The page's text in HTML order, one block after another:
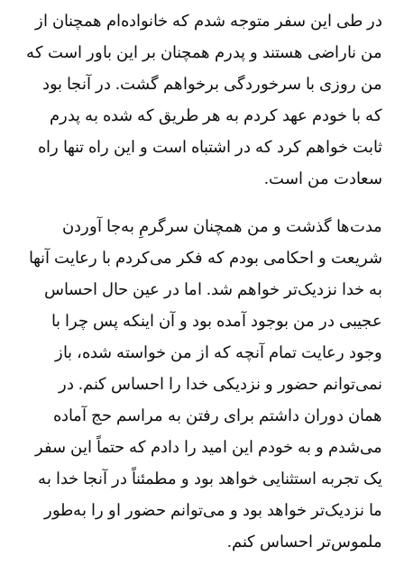
در طی این سفر متوجه شدم که خانواده‌ام همچنان از
من ناراضی هستند و پدرم همچنان بر این باور است که
من روزی با سرخوردگی برخواهم گشت. در آنجا بود
که با خودم عهد کردم به هر طریق که شده به پدرم
ثابت خواهم کرد که در اشتباه است و این راه تنها راه
سعادت من است.
مدت‌ها گذشت و من همچنان سرگرمِ به‌جا آوردن
شریعت و احکامی بودم که فکر می‌کردم با رعایت آنها
به خدا نزدیک‌تر خواهم شد. اما در عین حال احساس
عجیبی در من بوجود آمده بود و آن اینکه پس چرا با
وجود رعایت تمام آنچه که از من خواسته شده، باز
نمی‌توانم حضور و نزدیکی خدا را احساس کنم. در
همان دوران داشتم برای رفتن به مراسم حج آماده
می‌شدم و به خودم این امید را دادم که حتماً این سفر
یک تجربه استثنایی خواهد بود و مطمئناً در آنجا خدا به
ما نزدیک‌تر خواهد بود و می‌توانم حضور او را به‌طور
ملموس‌تر احساس کنم.